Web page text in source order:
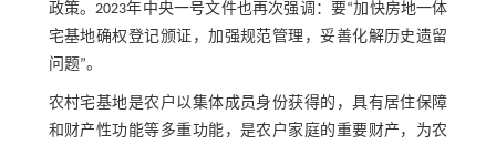
政策。2023年中央一号文件也再次强调：要“加快房地一体
宅基地确权登记颁证，加强规范管理，妥善化解历史遗留
问题”。
农村宅基地是农户以集体成员身份获得的，具有居住保障
和财产性功能等多重功能，是农户家庭的重要财产，为农